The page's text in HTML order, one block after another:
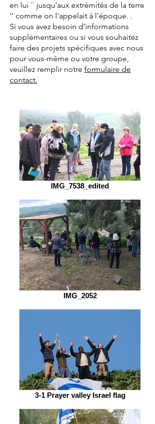
en lui `` jusqu'aux extrémités de la terre
'' comme on l'appelait à l'époque. .
Si vous avez besoin d'informations
supplémentaires ou si vous souhaitez
faire des projets spécifiques avec nous
pour vous-même ou votre groupe,
veuillez remplir notre formulaire de
contact.
IMG_7538_edited
IMG_2052
3-1 Prayer valley Israel flag